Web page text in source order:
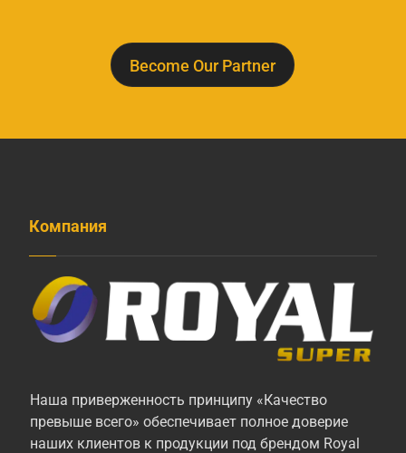
Become Our Partner
Компания
Наша приверженность принципу «Качество
превыше всего» обеспечивает полное доверие
наших клиентов к продукции под брендом Royal